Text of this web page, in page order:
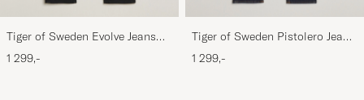
Tiger of Sweden Evolve Jeans
Forever Black
1 299,-
Tiger of Sweden Pistolero Jeans
Ripen Blue
1 299,-